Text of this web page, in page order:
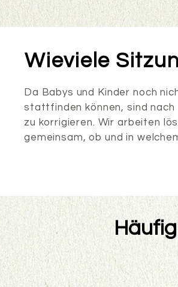
Wieviele
Da Babys und Kinder noch
stattfinden können, sind nach
zu korrigieren. Wir arbeiten
gemeinsam, ob und in